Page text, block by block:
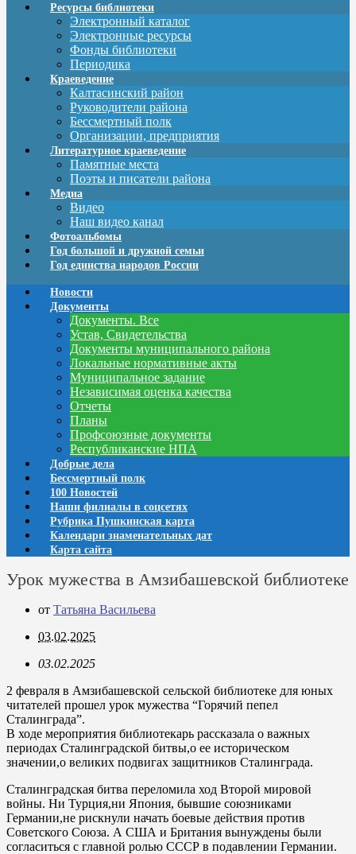
Ресурсы библиотеки
Электронный каталог
Электронные ресурсы
Фонды библиотеки
Периодика
Краеведение
Калтасинский район
Руководители района
Бессмертный полк
Организации, предприятия
Литературное краеведение
Памятные места
Поэты и писатели района
Медиа
Видео
Наш видео канал
Фотоальбомы
Год большой и дружной семьи
Год единства народов России
Новости
Документы
Документы. Все
Устав, Свидетельства
Документы муниципального района
Локальные нормативные акты
Муниципальное задание
Независимая оценка качества
Отчеты
Планы
Профсоюзные документы
Республиканские НПА
Добрые дела
Бессмертный полк
100 Новостей
Наши филиалы в соцсетях
Рубрика Пушкинская карта
Календари знаменательных дат
Карта сайта
Урок мужества в Амзибашевской библиотеке
от Татьяна Васильева
03.02.2025
03.02.2025
2 февраля в Амзибашевской сельской библиотеке для юных
читателей прошел урок мужества “Горячий пепел
Сталинграда”.
В ходе мероприятия библиотекарь рассказала о важных
периодах Сталинградской битвы,о ее историческом
значении,о великих подвигах защитников Сталинграда.
Сталинградская битва переломила ход Второй мировой
войны. Ни Турция,ни Япония, бывшие союзниками
Германии,не рискнули начать боевые действия против
Советского Союза. А США и Британия вынуждены были
согласиться с главной ролью СССР в подавлении Германии.